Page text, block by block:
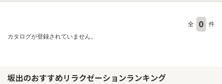
美容クリニック
ヘアカタログ
全 0
件
カタログが登録されていません。
坂出のおすすめリラクゼーションランキング